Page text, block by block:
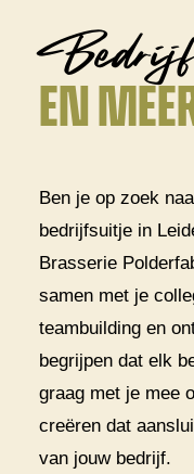
EN
Ben je op zoek
bedrijfsuitje in
Brasserie
samen met je
teambuilding en
begrijpen dat elk
graag met je mee
creëren dat
van jouw bedrijf.